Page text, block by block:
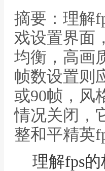
摘要：理解
戏设置界面
均衡，高画
帧数设置则
或90帧，风
情况关闭，
整和平精英
理解fps的